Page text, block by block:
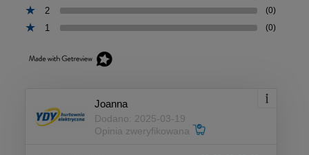
2 (0)
1 (0)
Joanna
Dodano: 2025-03-19
Opinia zweryfikowana